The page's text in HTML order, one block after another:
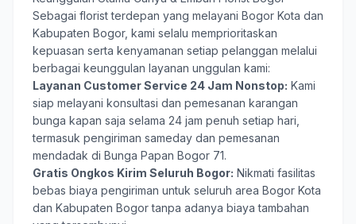
Sebagai florist terdepan yang melayani Bogor Kota dan
Kabupaten Bogor, kami selalu memprioritaskan
kepuasan serta kenyamanan setiap pelanggan melalui
berbagai keunggulan layanan unggulan kami:
Layanan Customer Service 24 Jam Nonstop: Kami
siap melayani konsultasi dan pemesanan karangan
bunga kapan saja selama 24 jam penuh setiap hari,
termasuk pengiriman sameday dan pemesanan
mendadak di Bunga Papan Bogor 71.
Gratis Ongkos Kirim Seluruh Bogor: Nikmati fasilitas
bebas biaya pengiriman untuk seluruh area Bogor Kota
dan Kabupaten Bogor tanpa adanya biaya tambahan